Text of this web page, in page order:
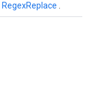
RegexReplace